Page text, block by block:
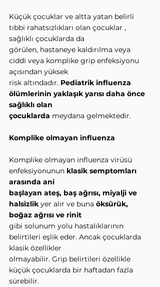
Küçük çocuklar ve altta yatan belirli
tıbbi rahatsızlıkları olan çocuklar ,
sağlıklı çocuklarda da
görülen, hastaneye kaldırılma veya
ciddi veya komplike grip enfeksiyonu
açısından yüksek
risk altındadır. Pediatrik influenza
ölümlerinin yaklaşık yarısı daha önce
sağlıklı olan
çocuklarda meydana gelmektedir.
Komplike olmayan influenza
Komplike olmayan influenza virüsü
enfeksiyonunun klasik semptomları
arasında ani
başlayan ateş, baş ağrısı, miyalji ve
halsizlik yer alır ve buna öksürük,
boğaz ağrısı ve rinit
gibi solunum yolu hastalıklarının
belirtileri eşlik eder. Ancak çocuklarda
klasik özellikler
olmayabilir. Grip belirtileri özellikle
küçük çocuklarda bir haftadan fazla
sürebilir.